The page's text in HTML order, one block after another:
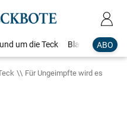
ABO
um die Teck Blaulicht
Für Ungeimpfte wird es